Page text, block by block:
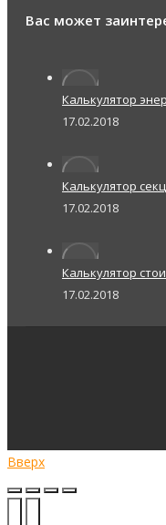
Вас может
Калькулятор
17.02.2018
Калькулятор
17.02.2018
Калькулятор
17.02.2018
Вверх